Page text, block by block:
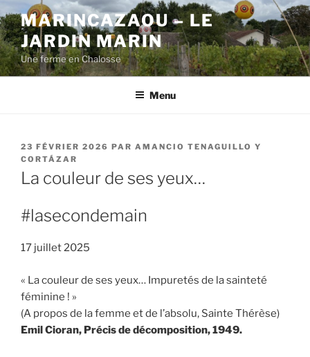
au
contenu
principal
MARINCAZAOU – LE
JARDIN MARIN
Une ferme en Chalosse
Menu
PUBLIÉ
LE
23 FÉVRIER 2026 PAR AMANCIO TENAGUILLO Y
CORTÁZAR
La couleur de ses yeux…
#lasecondemain
17 juillet 2025
« La couleur de ses yeux… Impuretés de la sainteté
féminine ! »
(A propos de la femme et de l’absolu, Sainte Thérèse)
Emil Cioran, Précis de décomposition, 1949.